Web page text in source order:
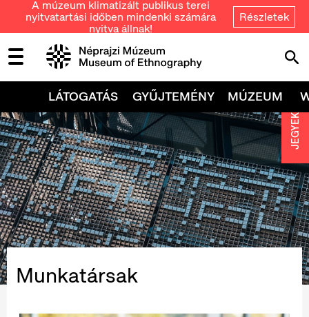
A múzeum klimatizált publikus terei
nyitvatartási időben mindenki számára
nyitva állnak!
Részletek
LÁTOGATÁS GYŰJTEMÉNY MÚZEUM
Munkatársak
JEGYEK